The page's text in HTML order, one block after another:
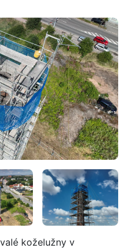
koželužny v